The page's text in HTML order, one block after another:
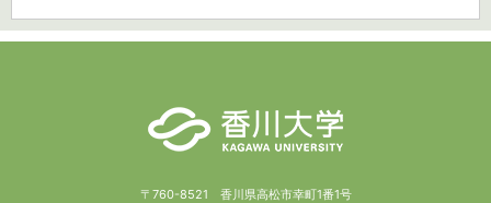
〒760-8521 香川県高松市幸町1番1号